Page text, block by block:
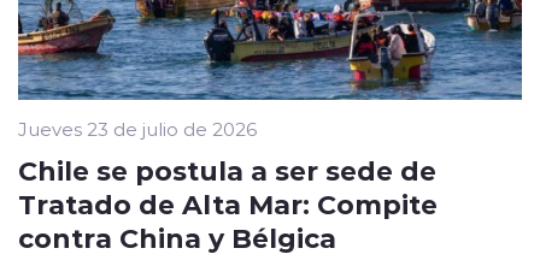
Jueves 23 de julio de 2026
Chile se postula a ser sede de
Tratado de Alta Mar: Compite
contra China y Bélgica